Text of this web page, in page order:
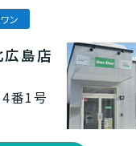
ン
広島店
番1号